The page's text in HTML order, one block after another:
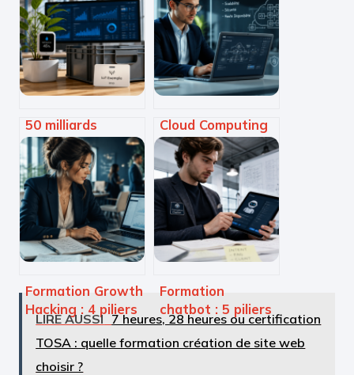
50 milliards
d’objets
connectés :
comment l’IoT
transforme
l’industrie, la
santé et la ville
Cloud Computing
Academy : 3
étapes pour
transformer vos
compétences
techniques en
expertise certifiée
Formation Growth
Hacking : 4 piliers
pour maîtriser
l’acquisition
rapide
Formation
chatbot : 5 piliers
pour maîtriser le
RAG et les LLM
LIRE AUSSI 7 heures, 28 heures ou certification
TOSA : quelle formation création de site web
choisir ?